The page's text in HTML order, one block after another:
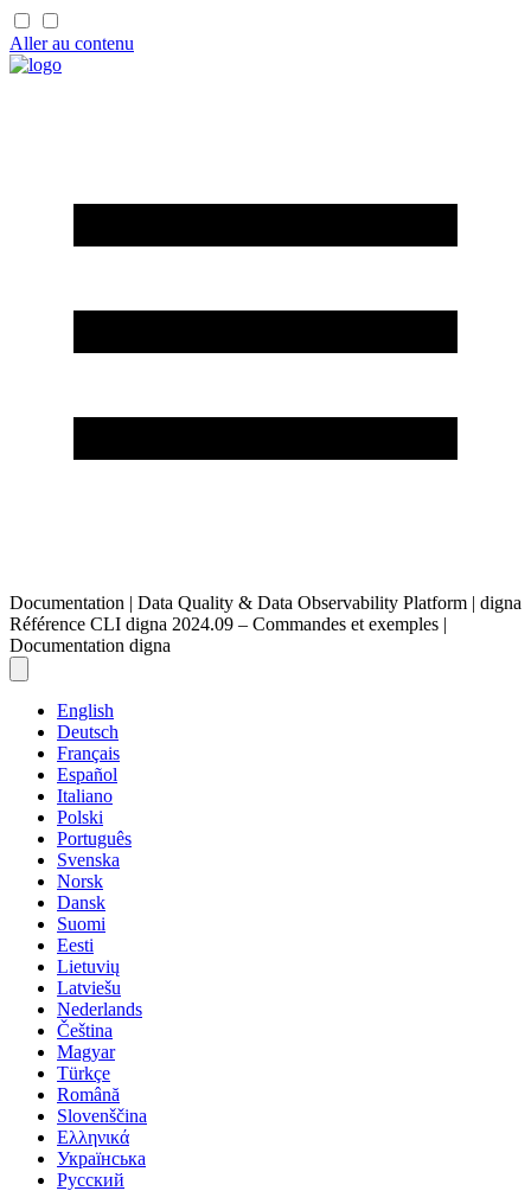
Aller au contenu
Documentation | Data Quality & Data Observability Platform | digna
Référence CLI digna 2024.09 – Commandes et exemples |
Documentation digna
English
Deutsch
Français
Español
Italiano
Polski
Português
Svenska
Norsk
Dansk
Suomi
Eesti
Lietuvių
Latviešu
Nederlands
Čeština
Magyar
Türkçe
Română
Slovenščina
Ελληνικά
Українська
Русский